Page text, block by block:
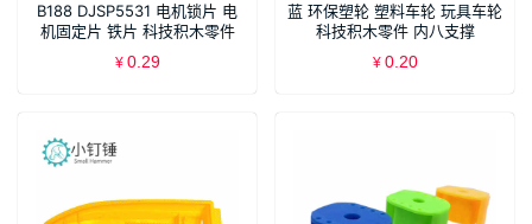
B188 DJSP5531 电机锁片 电
机固定片 铁片 科技积木零件
¥ 0.29
蓝 环保塑轮 塑料车轮 玩具车轮
科技积木零件 内八支撑
¥ 0.20